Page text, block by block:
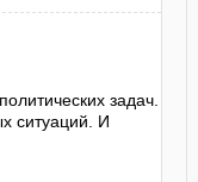
задач.
ситуаций. И